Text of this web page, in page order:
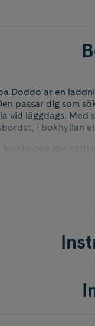
Doddo är en
passar dig som
vid läggdags.
i bokhyllan
funktionen gör